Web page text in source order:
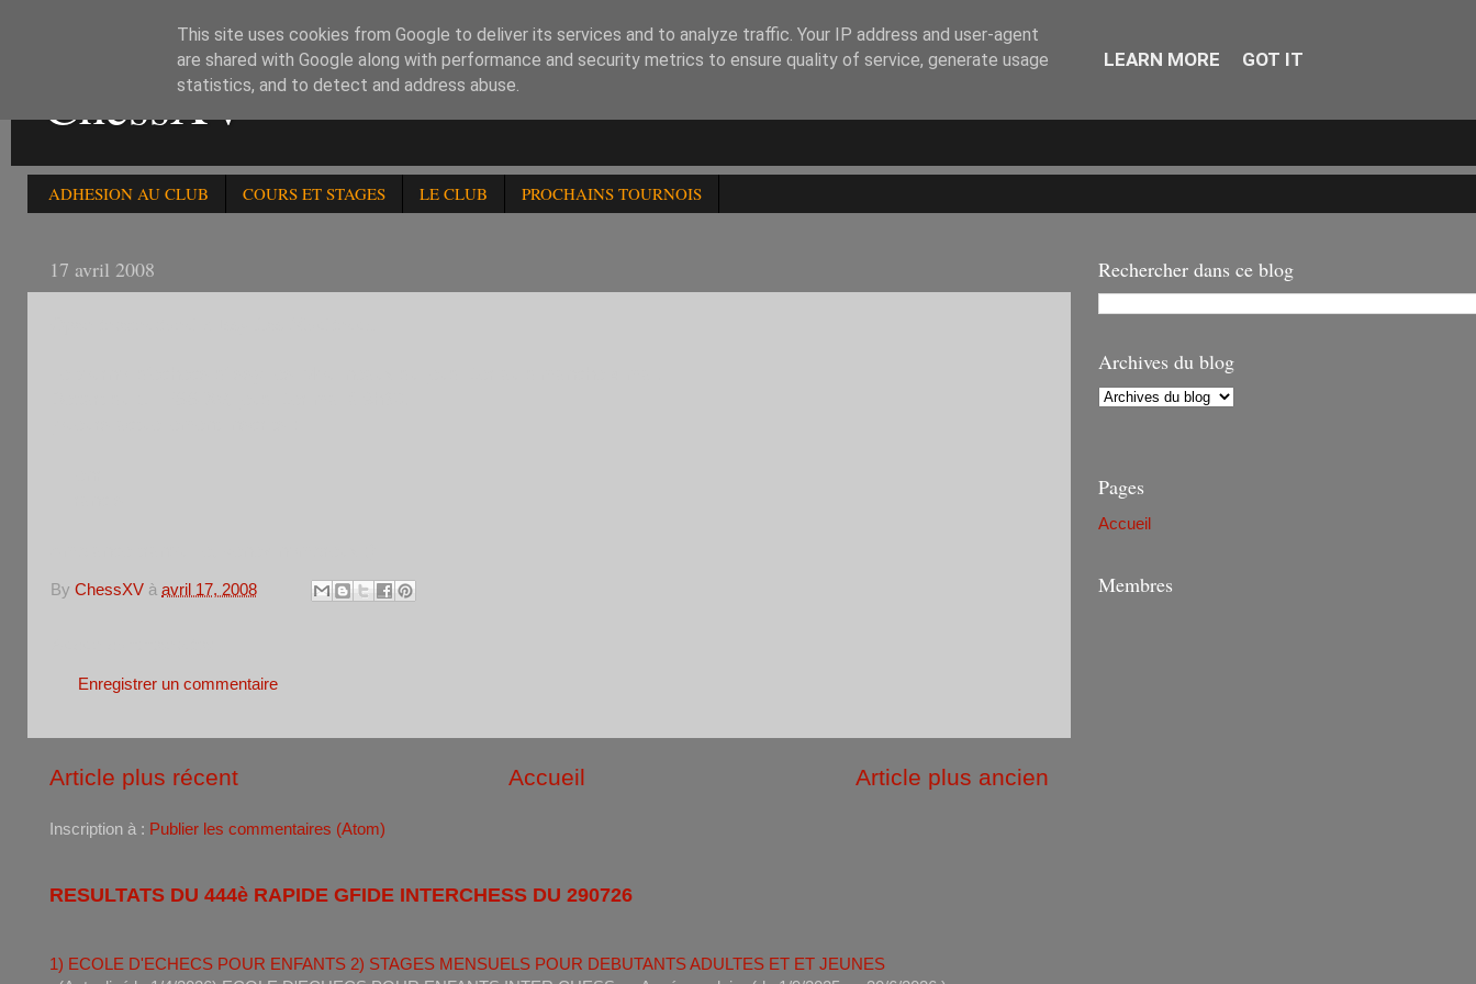
ChessXV
ADHESION AU CLUB COURS ET STAGES LE CLUB PROCHAINS TOURNOIS
17 avril 2008
By ChessXV à avril 17, 2008
Enregistrer un commentaire
Article plus récent Article plus ancien
Accueil
Inscription à : Publier les commentaires (Atom)
RESULTATS DU 444è RAPIDE GFIDE INTERCHESS DU 290726
1) ECOLE D'ECHECS POUR ENFANTS 2) STAGES MENSUELS POUR DEBUTANTS ADULTES ET ET JEUNES
Rechercher dans ce blog
Archives du blog
Pages
Accueil
Membres
This site uses cookies from Google to deliver its services and to analyze traffic. Your IP address and user-agent
are shared with Google along with performance and security metrics to ensure quality of service, generate usage
statistics, and to detect and address abuse.
LEARN MORE GOT IT